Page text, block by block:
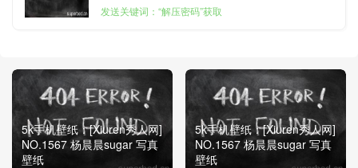
发送关键词：“解压密码”获取
5k手机壁纸：[Xiuren秀人网]
NO.1567 杨晨晨sugar 写真
壁纸
5k手机壁纸：[Xiuren秀人网]
NO.1567 杨晨晨sugar 写真
壁纸